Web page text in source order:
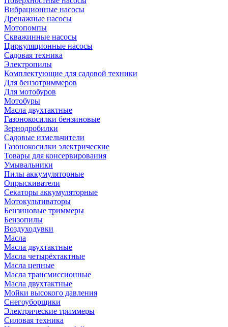
Вибрационные насосы
Дренажные насосы
Мотопомпы
Скважинные насосы
Циркуляционные насосы
Садовая техника
Электропилы
Комплектующие для садовой техники
Для бензотриммеров
Для мотобуров
Мотобуры
Масла двухтактные
Газонокосилки бензиновые
Зернодробилки
Садовые измельчители
Газонокосилки электрические
Товары для консервирования
Умывальники
Пилы аккумуляторные
Опрыскиватели
Секаторы аккумуляторные
Мотокультиваторы
Бензиновые триммеры
Бензопилы
Воздуходувки
Масла
Масла двухтактные
Масла четырёхтактные
Масла цепные
Масла трансмиссионные
Масла двухтактные
Мойки высокого давления
Снегоуборщики
Электрические триммеры
Силовая техника